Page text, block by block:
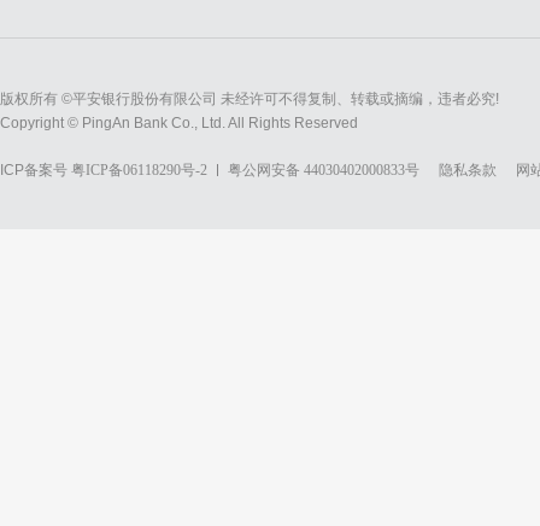
版权所有 ©平安银行股份有限公司 未经许可不得复制、转载或摘编，违者必究!
Copyright © PingAn Bank Co., Ltd. All Rights Reserved
ICP备案号 粤ICP备06118290号-2 粤公网安备 44030402000833号 隐私条款 网